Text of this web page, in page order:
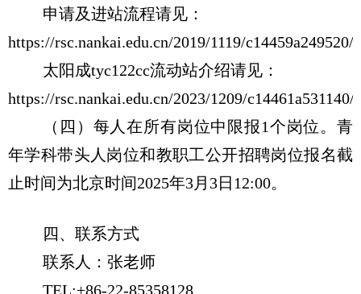
申请及进站流程请见：
https://rsc.nankai.edu.cn/2019/1119/c14459a249520/
太阳成tyc122cc流动站介绍请见：
https://rsc.nankai.edu.cn/2023/1209/c14461a531140/
（四）每人在所有岗位中限报1个岗位。青
年学科带头人岗位和教职工公开招聘岗位报名截
止时间为北京时间2025年3月 3日 12:00。
四、联系方式
联系人：张老师
TEL:+86-22-85358128